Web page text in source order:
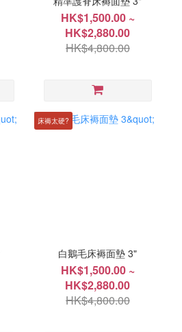
HK$1,500.00 ~
HK$2,880.00
HK$4,800.00
床褥太硬?
白鵝毛床褥面墊 3"
HK$1,500.00 ~
HK$2,880.00
HK$4,800.00